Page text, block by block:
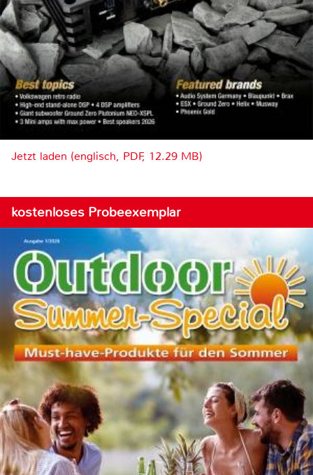
Jetzt laden (englisch, PDF, 12.29 MB)
kostenloses Probeexemplar